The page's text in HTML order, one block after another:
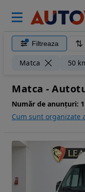
Filtreaza
Matca 50
Matca -
Număr de anunțuri:
Cum sunt organizate